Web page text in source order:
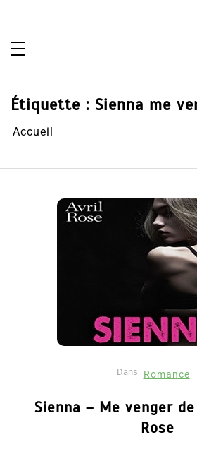
Étiquette : Sienna me
Accueil
Dans Romance
Sienna – Me venger
Rose